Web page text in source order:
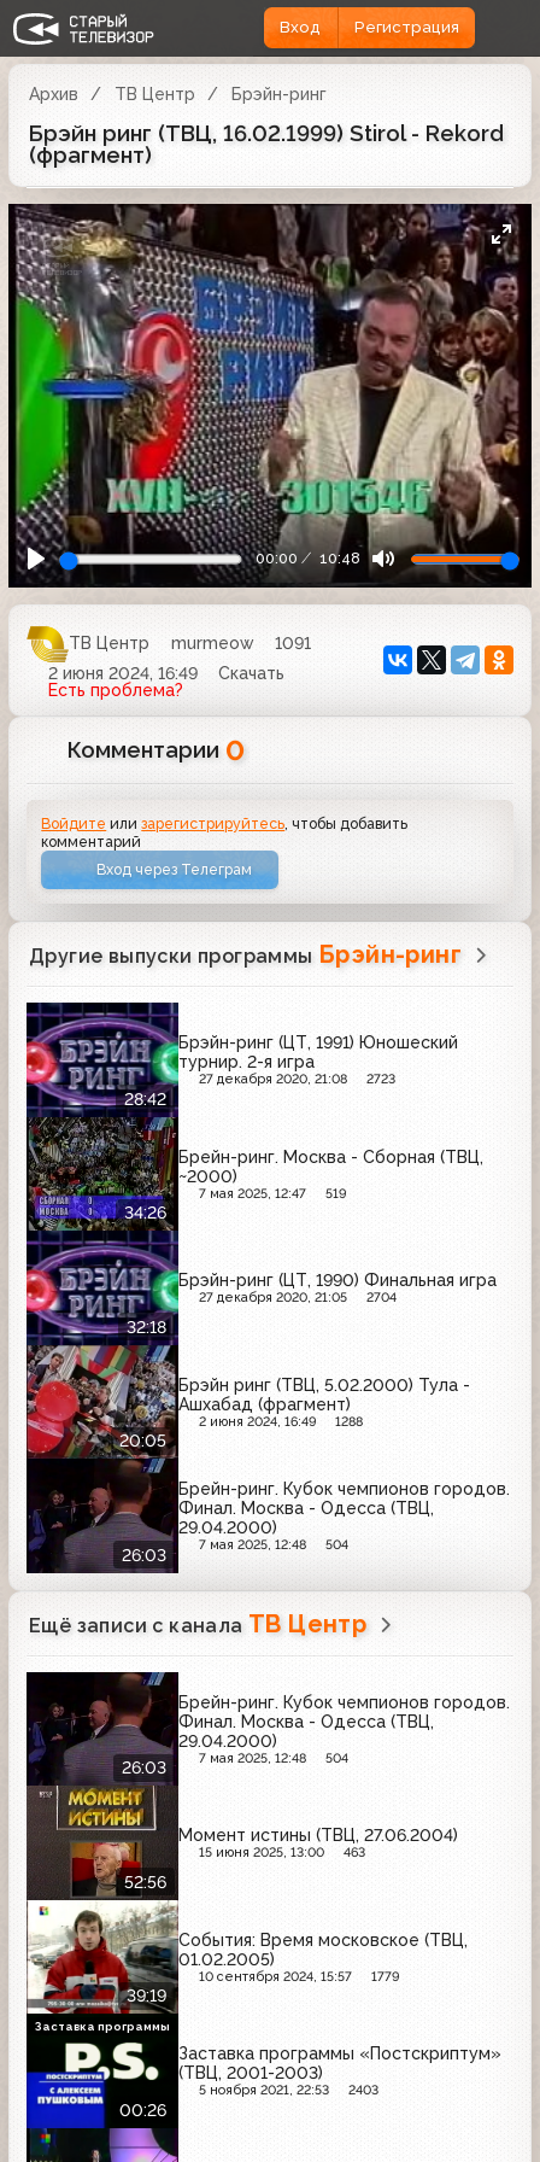
Вход Регистрация
Архив ТВ Центр Брэйн-ринг
Брэйн ринг (ТВЦ, 16.02.1999) Stirol - Rekord
(фрагмент)
00:00 10:48
ТВ Центр murmeow
1091
2 июня 2024, 16:49
Скачать
Есть проблема?
Комментарии 0
Войдите илизарегистрируйтесь , чтобы добавить
комментарий
Вход через Телеграм
Другие выпуски программы Брэйн-ринг
28:42
Брэйн-ринг (ЦТ, 1991) Юношеский
турнир. 2-я игра
27 декабря 2020, 21:08 2723
34:26
Брейн-ринг. Москва - Сборная (ТВЦ,
~2000)
7 мая 2025, 12:47 519
32:18
Брэйн-ринг (ЦТ, 1990) Финальная игра
27 декабря 2020, 21:05 2704
20:05
Брэйн ринг (ТВЦ, 5.02.2000) Тула -
Ашхабад (фрагмент)
2 июня 2024, 16:49 1288
26:03
Брейн-ринг. Кубок чемпионов городов.
Финал. Москва - Одесса (ТВЦ,
29.04.2000)
7 мая 2025, 12:48 504
Ещё записи с канала ТВ Центр
26:03
Брейн-ринг. Кубок чемпионов городов.
Финал. Москва - Одесса (ТВЦ,
29.04.2000)
7 мая 2025, 12:48 504
52:56
Момент истины (ТВЦ, 27.06.2004)
15 июня 2025, 13:00 463
39:19
События: Время московское (ТВЦ,
01.02.2005)
10 сентября 2024, 15:57 1779
00:26
Заставка программы «Постскриптум»
(ТВЦ, 2001-2003)
5 ноября 2021, 22:53 2403
Заставка программы